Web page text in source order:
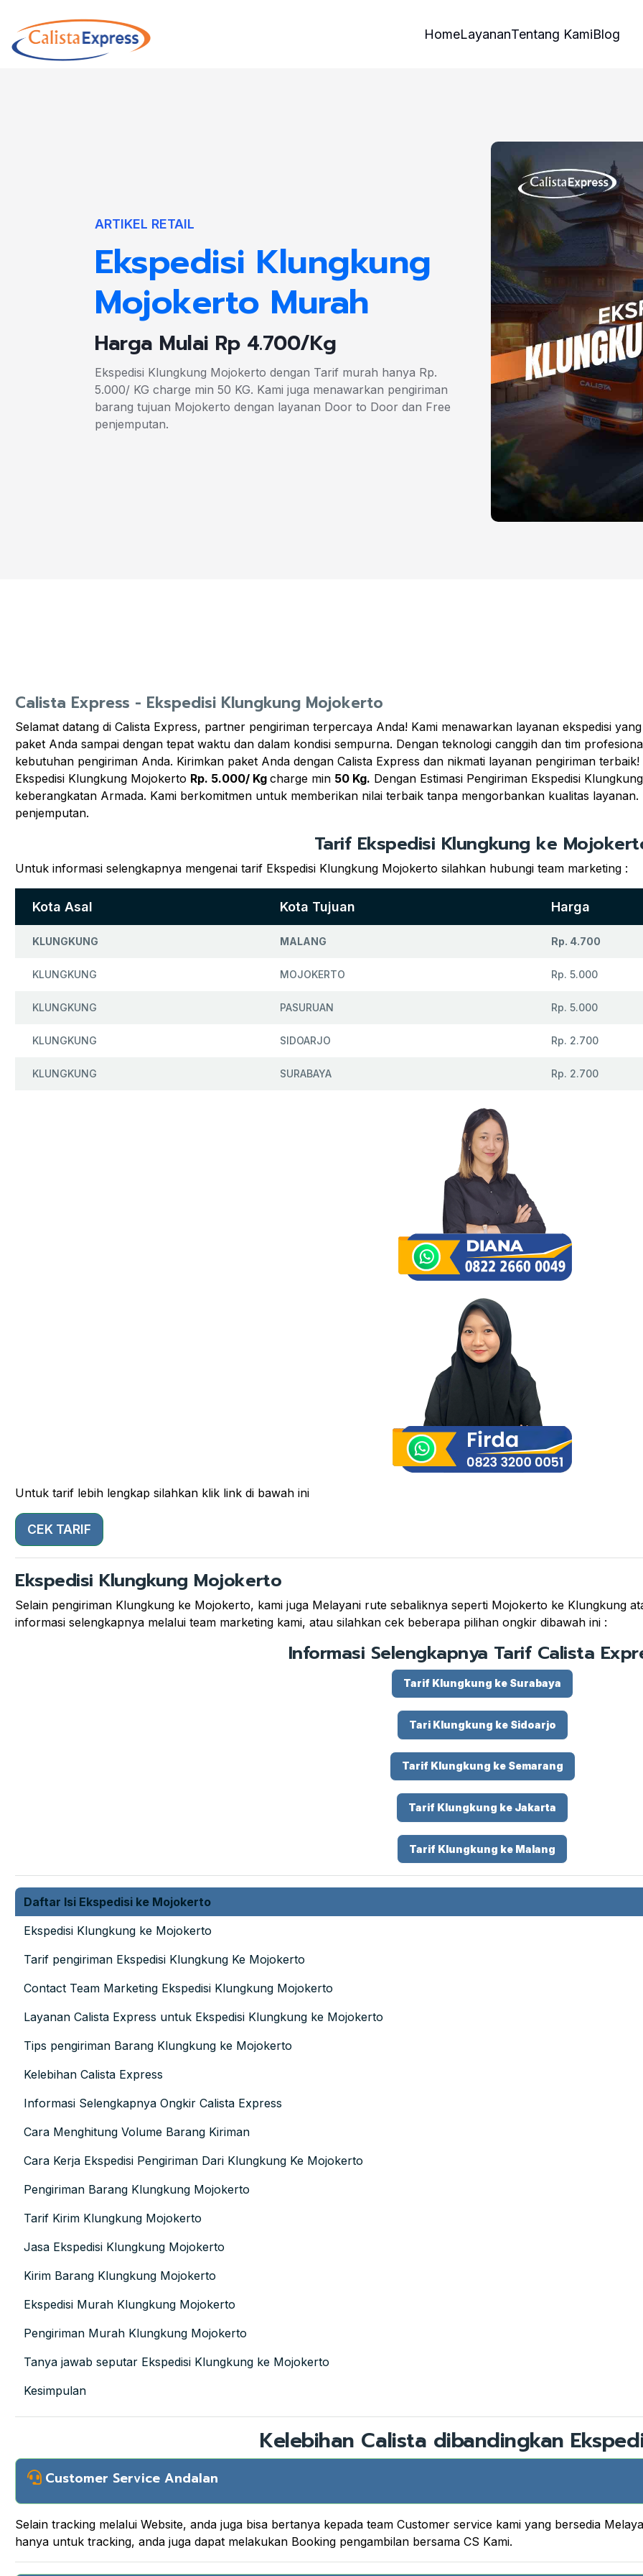
HomeLayananTentang KamiBlog
ARTIKEL RETAIL
Ekspedisi Klungkung
Mojokerto Murah
Harga Mulai Rp 4.700/Kg
Ekspedisi Klungkung Mojokerto dengan Tarif murah hanya Rp.
5.000/ KG charge min 50 KG. Kami juga menawarkan pengiriman
barang tujuan Mojokerto dengan layanan Door to Door dan Free
penjemputan.
Calista Express - Ekspedisi Klungkung Mojokerto
Selamat datang di Calista Express, partner pengiriman terpercaya Anda! Kami menawarkan layanan ekspedisi
paket Anda sampai dengan tepat waktu dan dalam kondisi sempurna. Dengan teknologi canggih dan tim
kebutuhan pengiriman Anda. Kirimkan paket Anda dengan Calista Express dan nikmati layanan pengiriman
Ekspedisi Klungkung Mojokerto Rp. 5.000/ Kg charge min 50 Kg. Dengan Estimasi Pengiriman Ekspedisi
keberangkatan Armada. Kami berkomitmen untuk memberikan nilai terbaik tanpa mengorbankan kualitas
penjemputan.
Tarif Ekspedisi Klungkung ke
Untuk informasi selengkapnya mengenai tarif Ekspedisi Klungkung Mojokerto silahkan hubungi team marketing :
Kota Asal Kota Tujuan Harga
KLUNGKUNG MALANG Rp. 4.700
KLUNGKUNG MOJOKERTO Rp. 5.000
KLUNGKUNG PASURUAN Rp. 5.000
KLUNGKUNG SIDOARJO Rp. 2.700
KLUNGKUNG SURABAYA Rp. 2.700
Untuk tarif lebih lengkap silahkan klik link di bawah ini
CEK TARIF
Ekspedisi Klungkung Mojokerto
Selain pengiriman Klungkung ke Mojokerto, kami juga Melayani rute sebaliknya seperti Mojokerto ke Klungkung
informasi selengkapnya melalui team marketing kami, atau silahkan cek beberapa pilihan ongkir dibawah ini :
Informasi Selengkapnya Tarif Calista
Tarif Klungkung ke Surabaya
Tari Klungkung ke Sidoarjo
Tarif Klungkung ke Semarang
Tarif Klungkung ke Jakarta
Tarif Klungkung ke Malang
Daftar Isi Ekspedisi ke Mojokerto
Ekspedisi Klungkung ke Mojokerto
Tarif pengiriman Ekspedisi Klungkung Ke Mojokerto
Contact Team Marketing Ekspedisi Klungkung Mojokerto
Layanan Calista Express untuk Ekspedisi Klungkung ke Mojokerto
Tips pengiriman Barang Klungkung ke Mojokerto
Kelebihan Calista Express
Informasi Selengkapnya Ongkir Calista Express
Cara Menghitung Volume Barang Kiriman
Cara Kerja Ekspedisi Pengiriman Dari Klungkung Ke Mojokerto
Pengiriman Barang Klungkung Mojokerto
Tarif Kirim Klungkung Mojokerto
Jasa Ekspedisi Klungkung Mojokerto
Kirim Barang Klungkung Mojokerto
Ekspedisi Murah Klungkung Mojokerto
Pengiriman Murah Klungkung Mojokerto
Tanya jawab seputar Ekspedisi Klungkung ke Mojokerto
Kesimpulan
Kelebihan Calista dibandingkan
Customer Service Andalan
Selain tracking melalui Website, anda juga bisa bertanya kepada team Customer service kami yang bersedia
hanya untuk tracking, anda juga dapat melakukan Booking pengambilan bersama CS Kami.